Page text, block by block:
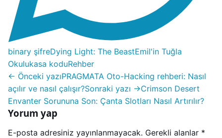
binary şifreDying Light: The BeastEmil'in Tuğla
Okulukasa koduRehber
← Önceki yazıPRAGMATA Oto-Hacking rehberi: Nasıl
açılır ve nasıl çalışır?Sonraki yazı →Crimson Desert
Envanter Sorununa Son: Çanta Slotları Nasıl Artırılır?
Yorum yap
E-posta adresiniz yayınlanmayacak. Gerekli alanlar *